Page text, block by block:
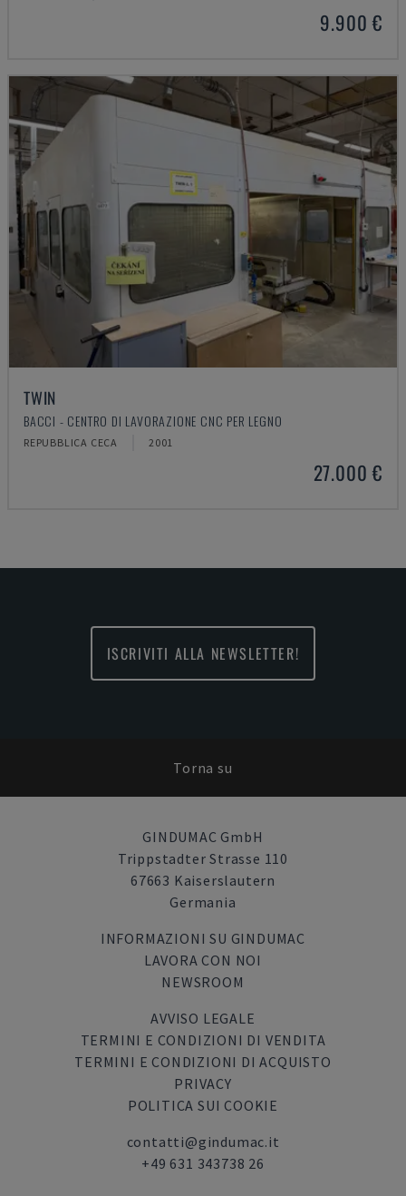
9.900 €
TWIN
BACCI - CENTRO DI LAVORAZIONE CNC PER LEGNO
REPUBBLICA CECA 2001
27.000 €
ISCRIVITI ALLA NEWSLETTER!
Torna su
GINDUMAC GmbH
Trippstadter Strasse 110
67663 Kaiserslautern
Germania
INFORMAZIONI SU GINDUMAC
LAVORA CON NOI
NEWSROOM
AVVISO LEGALE
TERMINI E CONDIZIONI DI VENDITA
TERMINI E CONDIZIONI DI ACQUISTO
PRIVACY
POLITICA SUI COOKIE
contatti@gindumac.it
+49 631 343738 26